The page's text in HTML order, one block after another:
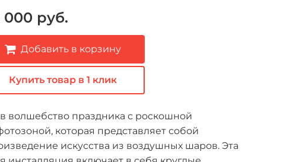
000 руб.
Добавить в корзину
Купить товар в 1 клик
волшебство праздника с роскошной
которая представляет собой
искусства из воздушных шаров. Эта